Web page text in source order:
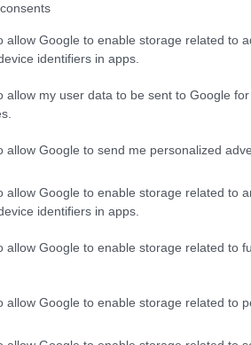
allow Google to enable storage related to
identifiers in apps.
allow my user data to be sent to Google
allow Google to send me personalized
allow Google to enable storage related to
identifiers in apps.
allow Google to enable storage related to
allow Google to enable storage related to
εντοπίστηκε βαρύς οπλισμός,
Scorpion,
καθώς και πλαστές πινακίδες,
διάρρηξης και πλαστή
περισσότερα από
ληστεία στην Κάτω Τιθορέα.
Αρχές έχουν εξιχνιάσει 11
διάρρηξης ΑΤΜ, 11
τέσσερις κλοπές
όφελος της οργάνωσης να
ευρώ.